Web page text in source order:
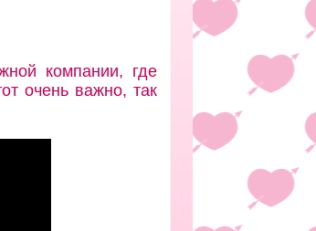
компании, где
очень важно, так